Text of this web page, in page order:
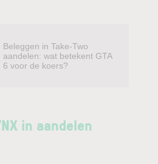
Beleggen in Take-Two
aandelen: wat betekent GTA
6 voor de koers?
in aandelen